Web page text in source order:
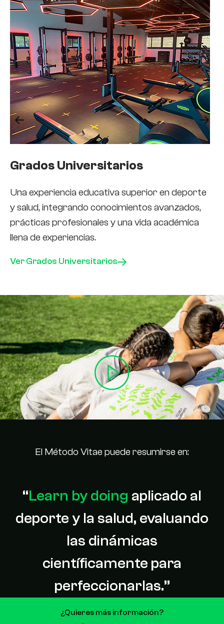
Grados Universitarios
Una experiencia educativa superior en deporte
y salud, integrando conocimientos avanzados,
prácticas profesionales y una vida académica
llena de experiencias.
Ver Grados Universitarios
El Método Vitae puede resumirse en:
“Learn by doing aplicado al
deporte y la salud, evaluando
las dinámicas
científicamente para
perfeccionarlas.”
¿Quieres más información?